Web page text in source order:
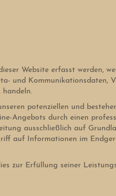
Website erfasst werden,
und Kommunikationsdaten,
potenziellen und
Angebots durch einen
ausschließlich auf
auf Informationen im
zur Erfüllung seiner